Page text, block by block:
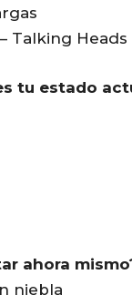
Talking Heads
tu estado
ahora
niebla